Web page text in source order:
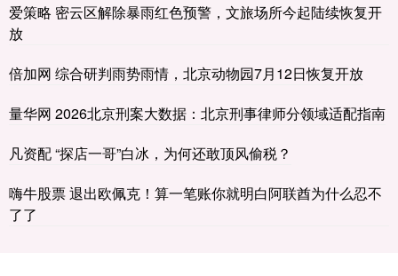
爱策略 密云区解除暴雨红色预警，文旅场所今起陆续恢复开
放
倍加网 综合研判雨势雨情，北京动物园7月12日恢复开放
量华网 2026北京刑案大数据：北京刑事律师分领域适配指南
凡资配 “探店一哥”白冰，为何还敢顶风偷税？
嗨牛股票 退出欧佩克！算一笔账你就明白阿联酋为什么忍不
了了